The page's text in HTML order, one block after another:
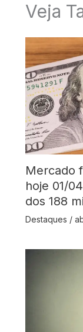
Veja
Mercado
hoje 01/
dos 188
Destaques /